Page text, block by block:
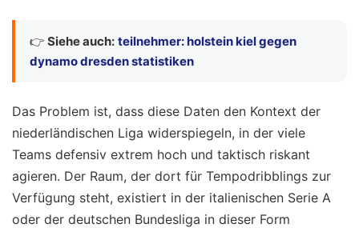
👉 Siehe auch: teilnehmer: holstein kiel gegen
dynamo dresden statistiken
Das Problem ist, dass diese Daten den Kontext der
niederländischen Liga widerspiegeln, in der viele
Teams defensiv extrem hoch und taktisch riskant
agieren. Der Raum, der dort für Tempodribblings zur
Verfügung steht, existiert in der italienischen Serie A
oder der deutschen Bundesliga in dieser Form